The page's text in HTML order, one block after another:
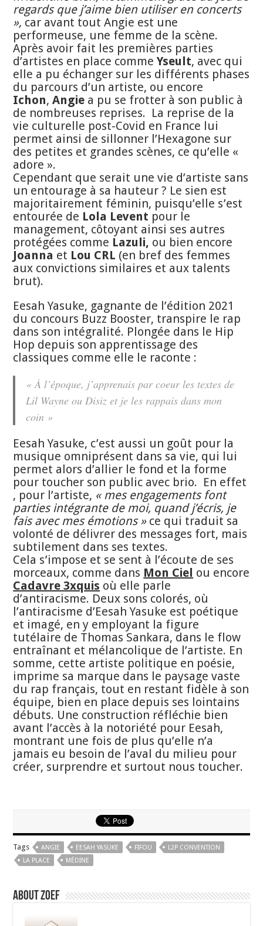
regards que j’aime bien utiliser en concerts
», car avant tout Angie est une
performeuse, une femme de la scène.
Après avoir fait les premières parties
d’artistes en place commeYseult, avec qui
elle a pu échanger sur les différents phases
du parcours d’un artiste, ou encore
Ichon,Angie a pu se frotter à son public à
de nombreuses reprises. La reprise de la
vie culturelle post-Covid en France lui
permet ainsi de sillonner l’Hexagone sur
des petites et grandes scènes, ce qu’elle «
adore ».
Cependant que serait une vie d’artiste sans
un entourage à sa hauteur ? Le sien est
majoritairement féminin, puisqu’elle s’est
entourée de Lola Levent pour le
management, côtoyant ainsi ses autres
protégées comme Lazuli, ou bien encore
Joanna et Lou CRL (en bref des femmes
aux convictions similaires et aux talents
brut).
Eesah Yasuke, gagnante de l’édition 2021
du concours Buzz Booster, transpire le rap
dans son intégralité. Plongée dans le Hip
Hop depuis son apprentissage des
classiques comme elle le raconte :
« À l’époque, j’apprenais par coeur les textes de
Lil Wayne ou Disiz et je les rappais dans mon
coin »
Eesah Yasuke, c’est aussi un goût pour la
musique omniprésent dans sa vie, qui lui
permet alors d’allier le fond et la forme
pour toucher son public avec brio. En effet
, pour l’artiste, « mes engagements font
parties intégrante de moi, quand j’écris, je
fais avec mes émotions »ce qui traduit sa
volonté de délivrer des messages fort, mais
subtilement dans ses textes.
Cela s’impose et se sent à l’écoute de ses
morceaux, comme dans Mon Ciel ou encore
Cadavre 3xquis où elle parle
d’antiracisme. Deux sons colorés, où
l’antiracisme d’Eesah Yasuke est poétique
et imagé, en y employant la figure
tutélaire de Thomas Sankara, dans le flow
entraînant et mélancolique de l’artiste. En
somme, cette artiste politique en poésie,
imprime sa marque dans le paysage vaste
du rap français, tout en restant fidèle à son
équipe, bien en place depuis ses lointains
débuts. Une construction réfléchie bien
avant l’accès à la notoriété pour Eesah,
montrant une fois de plus qu’elle n’a
jamais eu besoin de l’aval du milieu pour
créer, surprendre et surtout nous toucher.
Tags ANGIE EESAH YASUKE FIFOU
L2P CONVENTION
LA PLACE
MÉDINE
About zoef